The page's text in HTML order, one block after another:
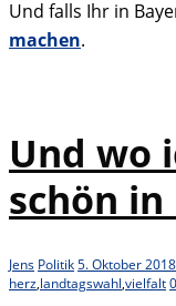
Und falls Ihr in
machen.
Und wo
schön
Jens Politik5. Oktober 2018
herz,landtagswahl,vielfalt